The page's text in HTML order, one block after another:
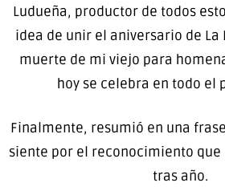
Ludueña, productor de todos
idea de unir el aniversario de La
muerte de mi viejo para
hoy se celebra en todo el
Finalmente, resumió en una
siente por el reconocimiento que
tras año.